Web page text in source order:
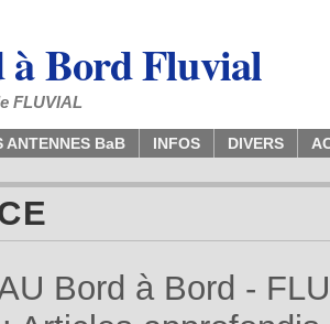
à Bord Fluvial
FLUVIAL
ANTENNES BaB INFOS DIVERS
Bord à Bord -